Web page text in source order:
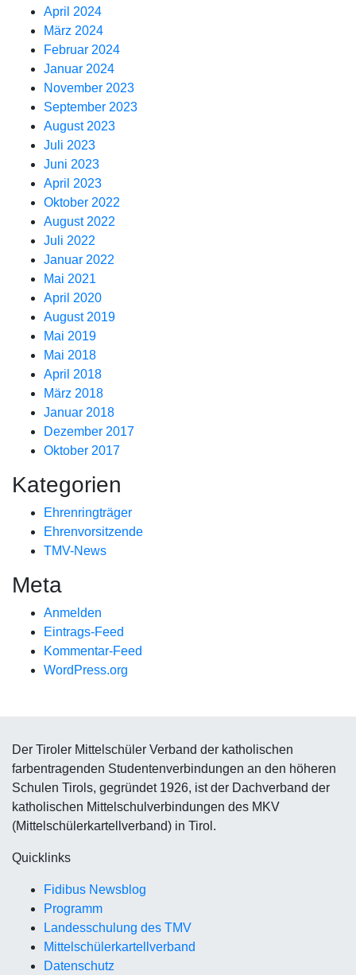
April 2024
März 2024
Februar 2024
Januar 2024
November 2023
September 2023
August 2023
Juli 2023
Juni 2023
April 2023
Oktober 2022
August 2022
Juli 2022
Januar 2022
Mai 2021
April 2020
August 2019
Mai 2019
Mai 2018
April 2018
März 2018
Januar 2018
Dezember 2017
Oktober 2017
Kategorien
Ehrenringträger
Ehrenvorsitzende
TMV-News
Meta
Anmelden
Eintrags-Feed
Kommentar-Feed
WordPress.org
Der Tiroler Mittelschüler Verband der katholischen
farbentragenden Studentenverbindungen an den höheren
Schulen Tirols, gegründet 1926, ist der Dachverband der
katholischen Mittelschulverbindungen des MKV
(Mittelschülerkartellverband) in Tirol.
Quicklinks
Fidibus Newsblog
Programm
Landesschulung des TMV
Mittelschülerkartellverband
Datenschutz